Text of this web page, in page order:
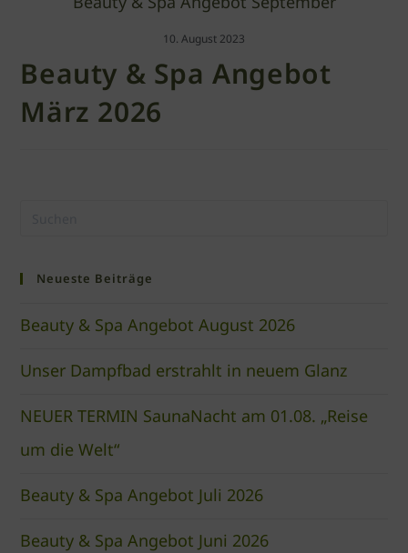
10. August 2023
Beauty & Spa Angebot
März 2026
Neueste Beiträge
Beauty & Spa Angebot August 2026
Unser Dampfbad erstrahlt in neuem Glanz
NEUER TERMIN SaunaNacht am 01.08. „Reise
um die Welt“
Beauty & Spa Angebot Juli 2026
Beauty & Spa Angebot Juni 2026